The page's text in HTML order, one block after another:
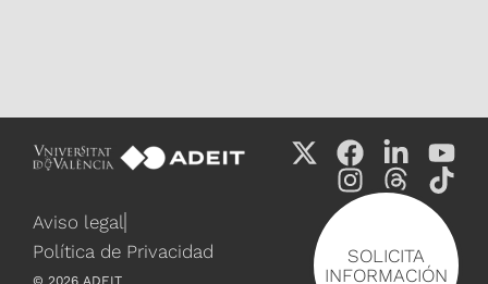
SOLICITA
INFORMACIÓN
Aviso legal
Política de Privacidad
© 2026 ADEIT